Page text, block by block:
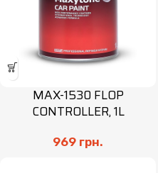
MAX-1530 FLOP
CONTROLLER, 1L
969 грн.